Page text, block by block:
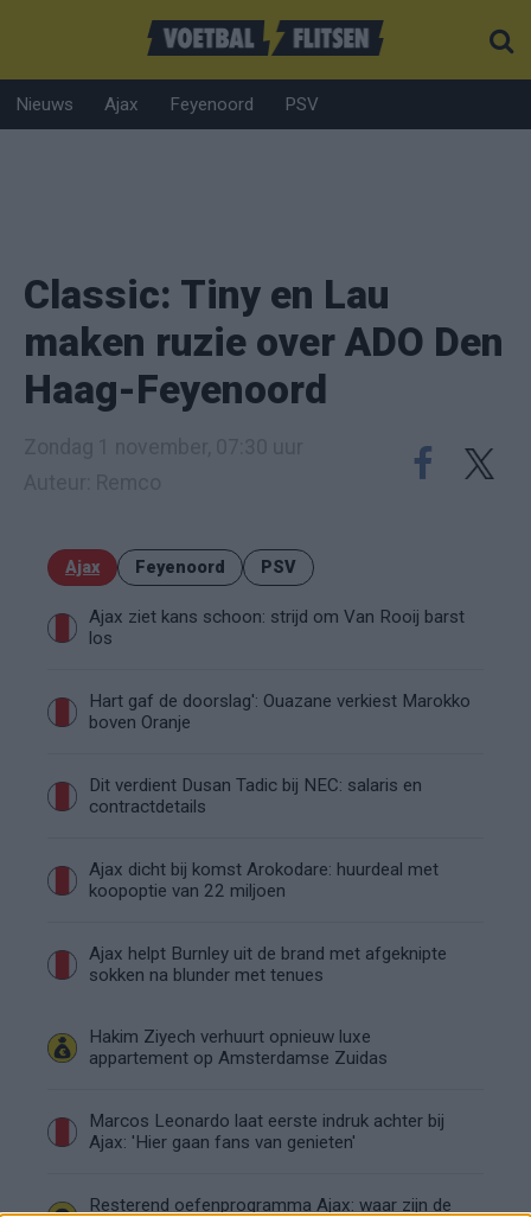
Nieuws Ajax Feyenoord PSV
Classic: Tiny en Lau
maken ruzie over ADO Den
Haag-Feyenoord
Ajax Feyenoord PSV
Ajax ziet kans schoon: strijd om Van Rooij barst
los
Hart gaf de doorslag': Ouazane verkiest Marokko
boven Oranje
Dit verdient Dusan Tadic bij NEC: salaris en
contractdetails
Ajax dicht bij komst Arokodare: huurdeal met
koopoptie van 22 miljoen
Ajax helpt Burnley uit de brand met afgeknipte
sokken na blunder met tenues
Hakim Ziyech verhuurt opnieuw luxe
appartement op Amsterdamse Zuidas
Marcos Leonardo laat eerste indruk achter bij
Ajax: 'Hier gaan fans van genieten'
Resterend oefenprogramma Ajax: waar zijn de